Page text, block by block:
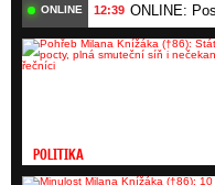
ONLINE 12:39 ONLINE:
POLITIKA